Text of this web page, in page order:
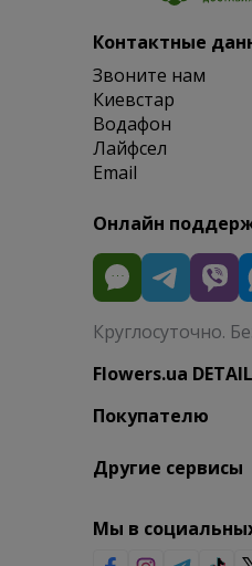
Контактные
Звоните нам
Киевстар
Водафон
Лайфсел
Email
Онлайн
Круглосуточно.
Flowers.ua
Покупателю
Другие сервисы
Мы в